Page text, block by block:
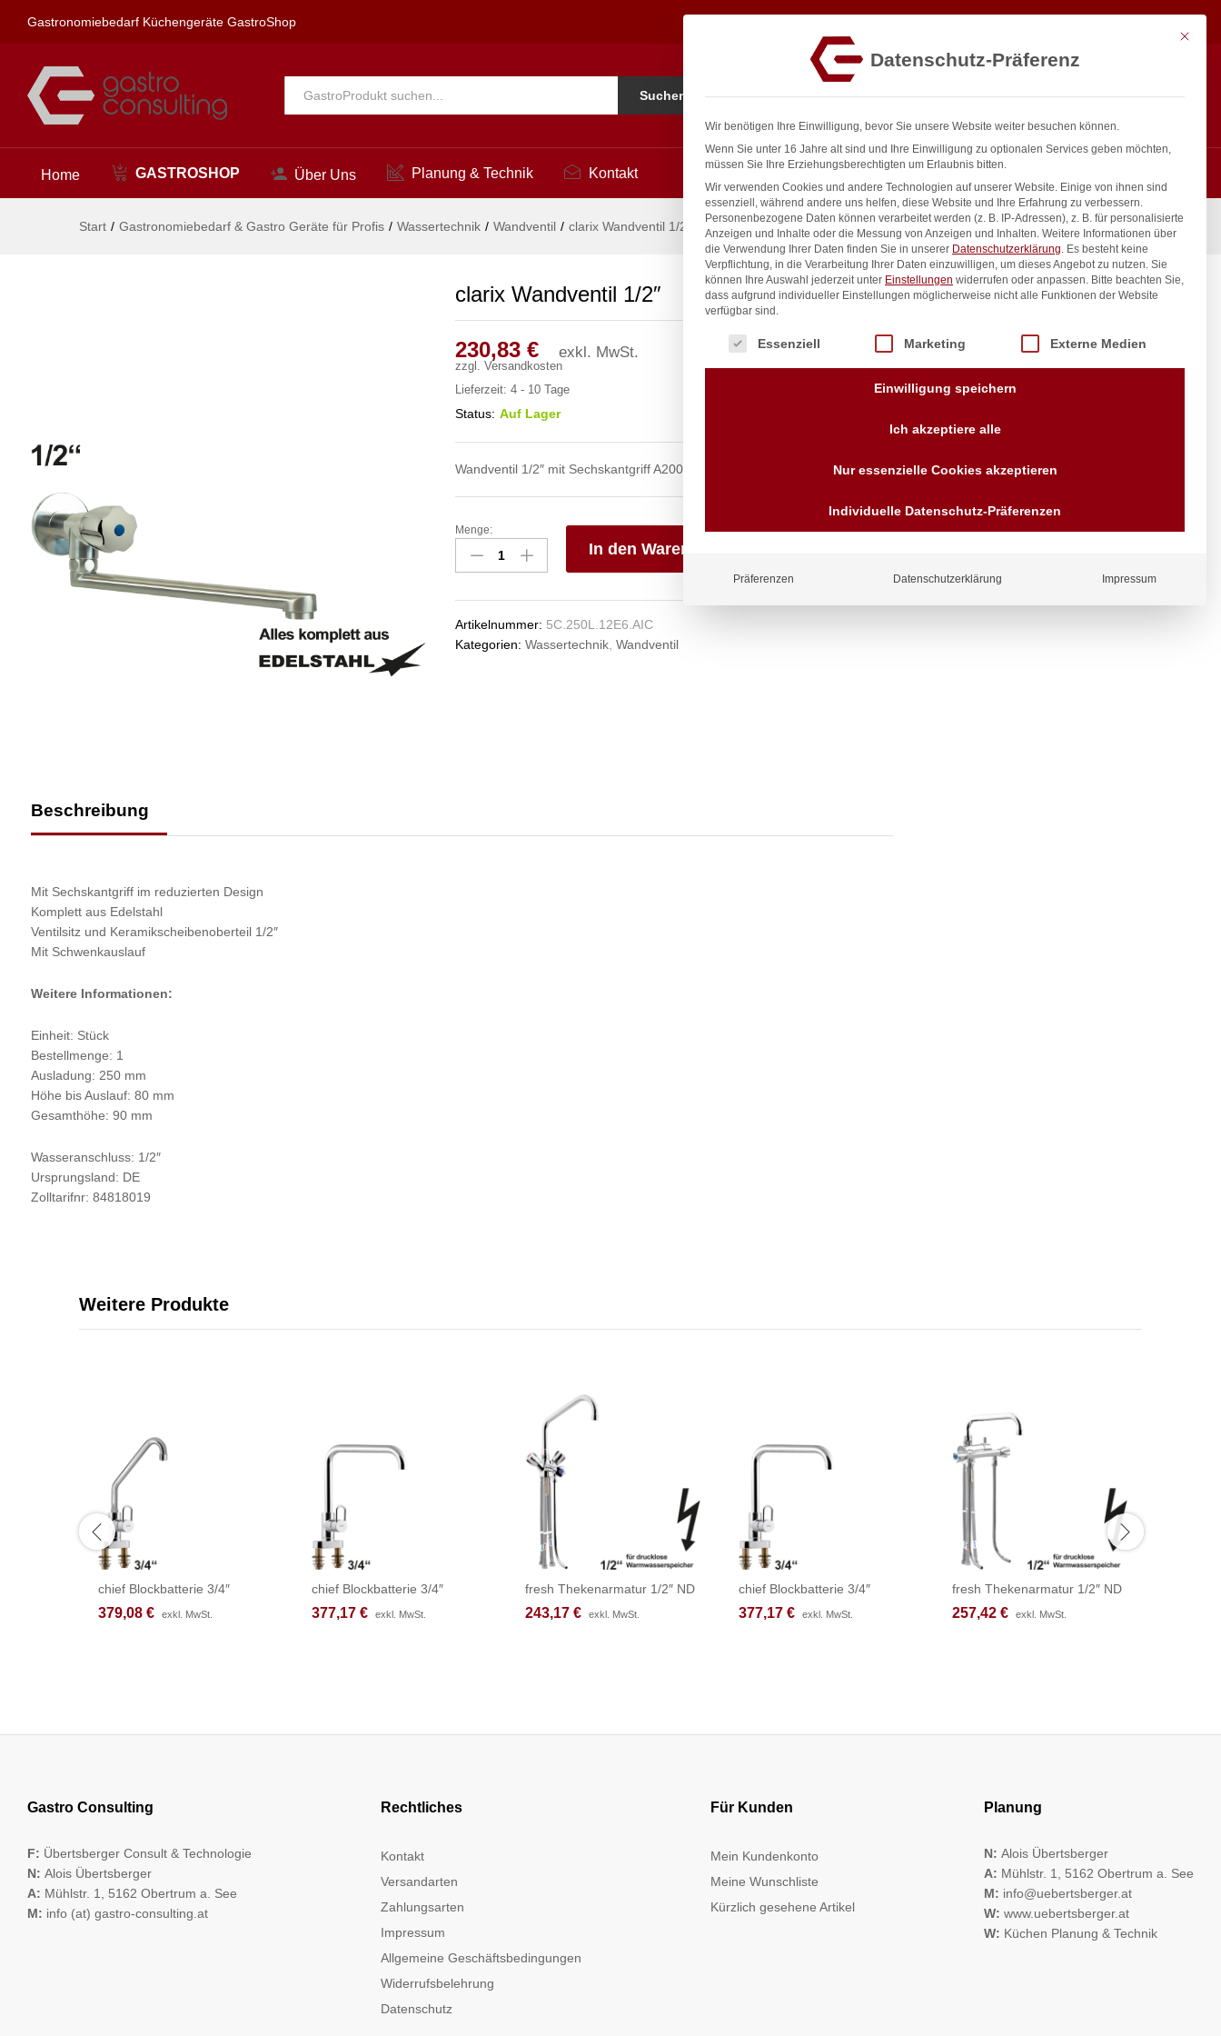
Gastronomiebedarf Küchengeräte GastroShop
Alle Suchen
Home GASTROSHOP Über Uns Planung & Technik Kontakt
Start / Gastronomiebedarf & Gastro Geräte für Profis / Wassertechnik / Wandventil / clarix Wandventil 1/2″
clarix Wandventil 1/2″
230,83 € exkl. MwSt.
zzgl. Versandkosten
Lieferzeit: 4 - 10 Tage
Status: Auf Lager
Wandventil 1/2″ mit Sechskantgriff A200 T80
clarix
Wandventil
1/2"
Menge:
In den Warenkorb
Artikelnummer: 5C.250L.12E6.AIC
Kategorien: Wassertechnik, Wandventil
Beschreibung
Mit Sechskantgriff im reduzierten Design
Komplett aus Edelstahl
Ventilsitz und Keramikscheibenoberteil 1/2″
Mit Schwenkauslauf
Weitere Informationen:
Einheit: Stück
Bestellmenge: 1
Ausladung: 250 mm
Höhe bis Auslauf: 80 mm
Gesamthöhe: 90 mm
Wasseranschluss: 1/2″
Ursprungsland: DE
Zolltarifnr: 84818019
inkl. / exkl. MwSt.
Anfragen
Wir sind seit über 40 Jahren
für Sie da
Vorrauskasse Paypal,
Kreditkarte, Direkt
Weitere Produkte
chief Blockbatterie 3/4″
379,08 € exkl. MwSt.
379,08 € exkl. MwSt.
chief Blockbatterie 3/4″
377,17 € exkl. MwSt.
377,17 € exkl. MwSt.
fresh Thekenarmatur 1/2″ ND
243,17 € exkl. MwSt.
243,17 € exkl. MwSt.
chief Blockbatterie 3/4″
377,17 € exkl. MwSt.
377,17 € exkl. MwSt.
fresh Thekenarmatur 1/2″ ND
257,42 € exkl. MwSt.
257,42 € exkl. MwSt.
Gastro Consulting
F: Übertsberger Consult & Technologie
N: Alois Übertsberger
A: Mühlstr. 1, 5162 Obertrum a. See
M: info (at) gastro-consulting.at
Rechtliches
Kontakt
Versandarten
Zahlungsarten
Impressum
Allgemeine Geschäftsbedingungen
Widerrufsbelehrung
Datenschutz
Für Kunden
Mein Kundenkonto
Meine Wunschliste
Kürzlich gesehene Artikel
Planung
N: Alois Übertsberger
A: Mühlstr. 1, 5162 Obertrum a. See
M: info@uebertsberger.at
W: www.uebertsberger.at
W: Küchen Planung & Technik
Beschreibung
230,83€ exkl. MwSt. In den Warenkorb
Mit
Datenschutz-Präferenz
Wir benötigen Ihre Einwilligung, bevor Sie unsere Website weiter besuchen können.
Wenn Sie unter 16 Jahre alt sind und Ihre Einwilligung zu optionalen Services geben möchten,
müssen Sie Ihre Erziehungsberechtigten um Erlaubnis bitten.
Wir verwenden Cookies und andere Technologien auf unserer Website. Einige von ihnen sind
essenziell, während andere uns helfen, diese Website und Ihre Erfahrung zu verbessern.
Personenbezogene Daten können verarbeitet werden (z. B. IP-Adressen), z. B. für personalisierte
Anzeigen und Inhalte oder die Messung von Anzeigen und Inhalten. Weitere Informationen über
die Verwendung Ihrer Daten finden Sie in unserer Datenschutzerklärung. Es besteht keine
Verpflichtung, in die Verarbeitung Ihrer Daten einzuwilligen, um dieses Angebot zu nutzen. Sie
können Ihre Auswahl jederzeit unter Einstellungen widerrufen oder anpassen. Bitte beachten Sie,
dass aufgrund individueller Einstellungen möglicherweise nicht alle Funktionen der Website
verfügbar sind.
Es folgt eine Liste der Service-Gruppen, für die eine Einwilligung erteilt werden kann.
Essenziell Marketing Externe Medien
Einwilligung speichern
Ich akzeptiere alle
Nur essenzielle Cookies akzeptieren
Individuelle Datenschutz-Präferenzen
Präferenzen Datenschutzerklärung Impressum